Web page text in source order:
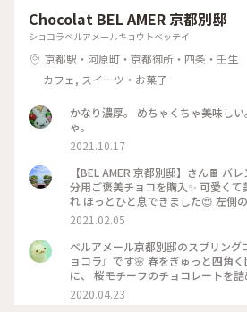
Chocolat BEL AMER 京都別邸
ショコラベルアメールキョウトベッテイ
京都駅・河原町・京都御所・四条・壬生
カフェ, スイーツ・お菓子
かなり濃厚。 めちゃくちゃ美味し
ゃ。
2021.10.17
【BEL AMER 京都別邸】さん🍫 バレンタインということで 自
分用ご褒美チョコを購入✨ 可愛く
れ ほっとひと息できました😍 左側のスティックショコラは キ
ャラメルやルビーチョコ、 右側は
抹茶や宮崎県産日向夏 愛媛県産ほうじ茶など チ
言っても たくさんの味を楽しめる✨ パッケージやデザインも
とても可愛いので ご褒美チョコでも
にもおすすめの詰め合わせです♡ #ほっとひと息 #バレンタイ
2021.02.05
ベルアメール京都別邸のスプリング
ョコラ』です🌸 春をぎゅっと四角く固めたようなボックス
に、 桜モチーフのチョコレートを詰め込んで。
良いですが、丸いかたちは 丸窓か
ます。 右から ・桜ブラン・桜ノワール・桜ルビー・桜ミル
2020.04.23